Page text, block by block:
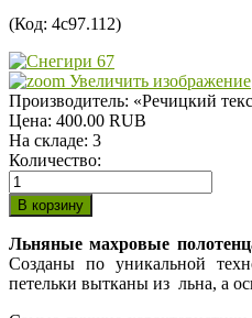
(Код: 4с97.112)
Увеличить изображение
Производитель: «Речицкий
Цена: 400.00 RUB
На складе: 3
Количество:
Льняные махровые
Созданы по уникальной
петельки вытканы из льна, а